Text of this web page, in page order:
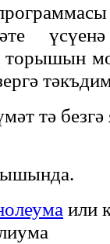
торышын
тә безгә
или